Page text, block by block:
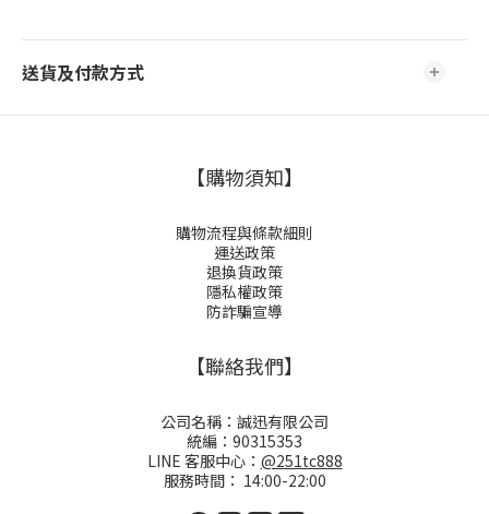
送貨及付款方式
【購物須知】
購物流程與條款細則
運送政策
退換貨政策
隱私權政策
防詐騙宣導
【聯絡我們】
公司名稱：誠迅有限公司
統編：90315353
LINE 客服中心： @251tc888
服務時間： 14:00-22:00